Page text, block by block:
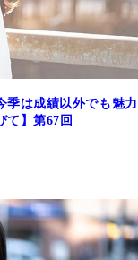
は成績以外でも魅力
て】第67回